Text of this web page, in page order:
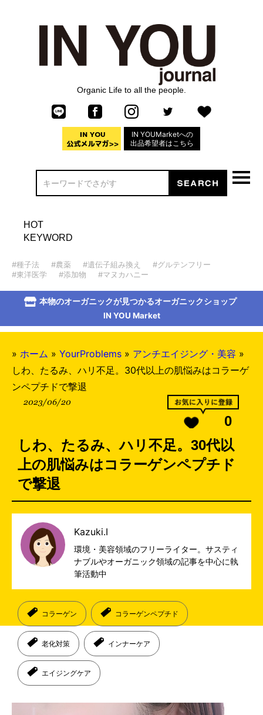
Organic Life to all the people.
IN YOUMarketへの
出品希望者はこちら
HOT
KEYWORD
#種子法 #農薬 #遺伝子組み換え
#グルテンフリー
#東洋医学
#添加物 #マヌカハニー
本物のオーガニックが見つかるオーガニックショップ
IN YOU Market
» ホーム » YourProblems » アンチエイジング・美容 »
しわ、たるみ、ハリ不足。30代以上の肌悩みはコラーゲ
ンペプチドで撃退
2023/06/20
0
しわ、たるみ、ハリ不足。30代以
上の肌悩みはコラーゲンペプチド
で撃退
Kazuki.I
環境・美容領域のフリーライター。サスティ
ナブルやオーガニック領域の記事を中心に執
筆活動中
コラーゲン コラーゲンペプチド
老化対策 インナーケア
エイジングケア